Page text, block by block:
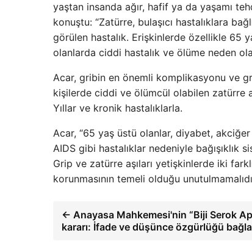
yaştan insanda ağır, hafif ya da yaşamı
konuştu: “Zatürre, bulaşıcı hastalıklara
görülen hastalık. Erişkinlerde özellikle 65
olanlarda ciddi hastalık ve ölüme neden
Acar, gribin en önemli komplikasyonu ve
kişilerde ciddi ve ölümcül olabilen zatürre
Yıllar ve kronik hastalıklarla.
Acar, “65 yaş üstü olanlar, diyabet,
AIDS gibi hastalıklar nedeniyle bağışıklık
Grip ve zatürre aşıları yetişkinlerde iki
korunmasının temeli olduğu
← Anayasa Mahkemesi'nin “Biji Serok
kararı: İfade ve düşünce özgürlüğü